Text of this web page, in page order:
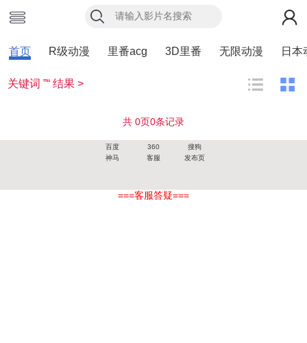
首页 R级动漫 里番acg 3D里番 无限动漫 日本
关键词 ”“ 结果 >
共 0页0条记录
百度 360
搜狗
神马
客服 发布页
===客服答疑===